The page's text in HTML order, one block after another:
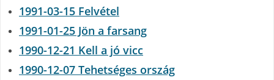
1991-03-15 Felvétel
1991-01-25 Jön a farsang
1990-12-21 Kell a jó vicc
1990-12-07 Tehetséges ország